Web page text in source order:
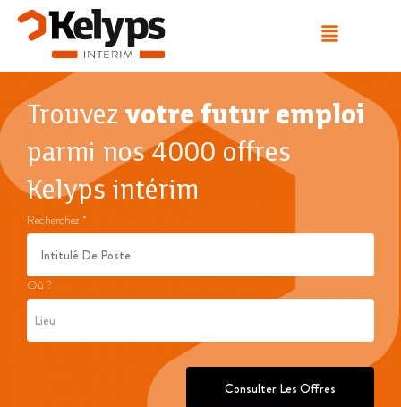
Trouvez votre futur emploi
parmi nos 4000 offres
Kelyps intérim
Recherchez *
Où ?